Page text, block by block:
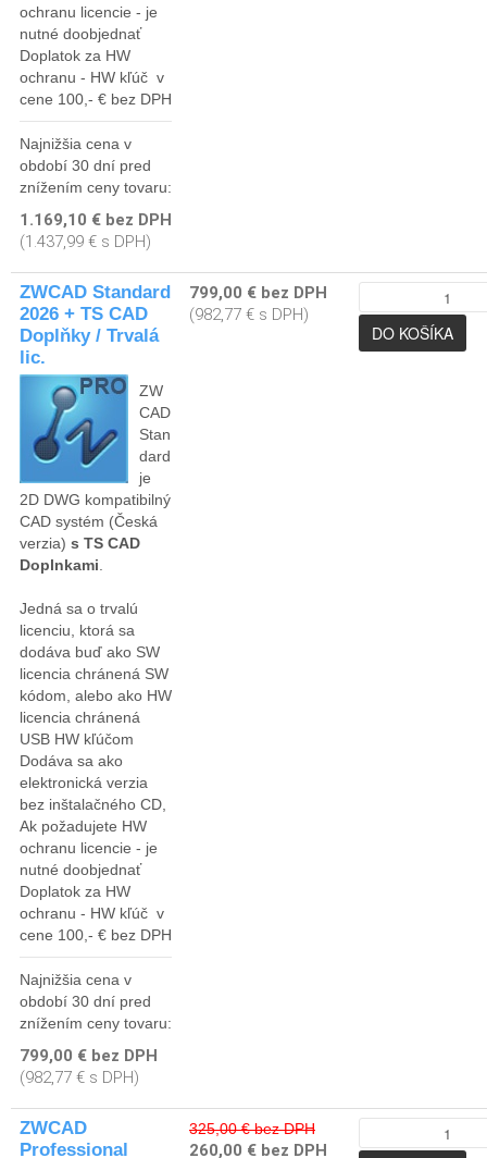
ochranu licencie - je
nutné doobjednať
Doplatok za HW
ochranu - HW kľúč v
cene 100,- € bez DPH
Najnižšia cena v
období 30 dní pred
znížením ceny tovaru:
1.169,10 € bez DPH
(1.437,99 € s DPH)
ZWCAD Standard
2026 + TS CAD
Doplňky / Trvalá
lic.
ZW
CAD
Stan
dard
je
2D DWG kompatibilný
CAD systém (Česká
verzia) s TS CAD
Doplnkami
Jedná sa o trvalú
licenciu, ktorá sa
dodáva buď ako SW
licencia chránená SW
kódom, alebo ako HW
licencia chránená
USB HW kľúčom
Dodáva sa ako
elektronická verzia
bez inštalačného CD,
Ak požadujete HW
ochranu licencie - je
nutné doobjednať
Doplatok za HW
ochranu - HW kľúč v
cene 100,- € bez DPH
Najnižšia cena v
období 30 dní pred
znížením ceny tovaru:
799,00 € bez DPH
(982,77 € s DPH)
799,00 € bez DPH
(982,77 € s DPH)
ZWCAD
Professional
325,00 € bez DPH
260,00 € bez DPH